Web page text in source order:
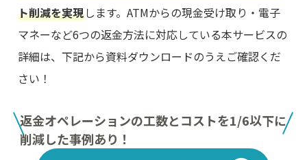
ト削減を実現します。ATMからの現金受け取り・電子
マネーなど6つの返金方法に対応している本サービスの
詳細は、下記から資料ダウンロードのうえご確認くだ
さい！
返金オペレーションの工数とコストを1/6以下に
削減した事例あり！